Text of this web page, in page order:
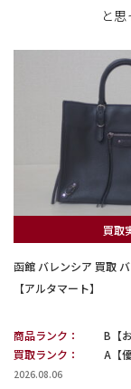
と
買取
函館 バレンシア 買取
【アルタマート】
商品ランク：
B【
買取ランク：
A【
2026.08.06